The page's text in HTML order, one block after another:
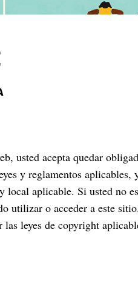
usted acepta quedar
y reglamentos aplicables,
aplicable. Si usted no
utilizar o acceder a este
las leyes de copyright